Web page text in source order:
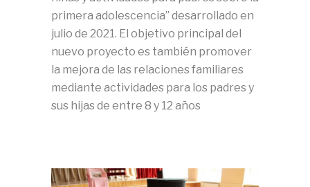
primera adolescencia” desarrollado en
julio de 2021. El objetivo principal del
nuevo proyecto es también promover
la mejora de las relaciones familiares
mediante actividades para los padres y
sus hijas de entre 8 y 12 años